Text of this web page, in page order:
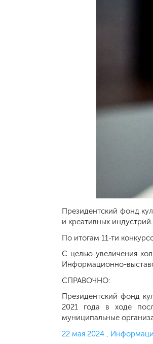
Президентский фонд
и креативных индустрий.
По итогам 11-ти
С целью увеличения
Информационно-
СПРАВОЧНО:
Президентский фонд
2021 года в ходе
муниципальные
Опубликовано
22 мая 2024